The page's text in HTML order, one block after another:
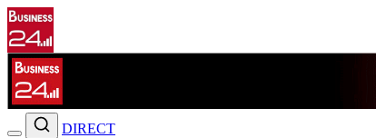
DIRECT